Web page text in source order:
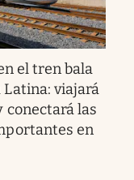
el tren bala
viajará
conectará las
en